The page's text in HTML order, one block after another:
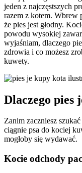
jeden z najczęstszych
razem z kotem. Wbrew
że pies jest głodny.
powodu wysokiej
wyjaśniam, dlaczego
zdrowia i co możesz
kuwety.
Dlaczego pies
Zanim zaczniesz
ciągnie psa do kociej
mogłoby się wydawać.
Kocie odchody